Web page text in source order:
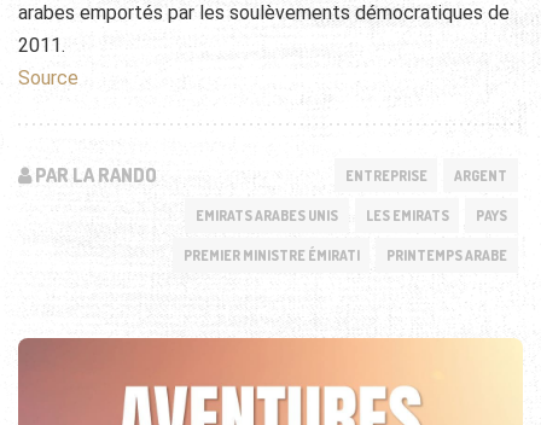
arabes emportés par les soulèvements démocratiques de
2011.
Source
PAR LA RANDO ENTREPRISE ARGENT
EMIRATS ARABES UNIS LES EMIRATS PAYS
PREMIER MINISTRE ÉMIRATI PRINTEMPS ARABE